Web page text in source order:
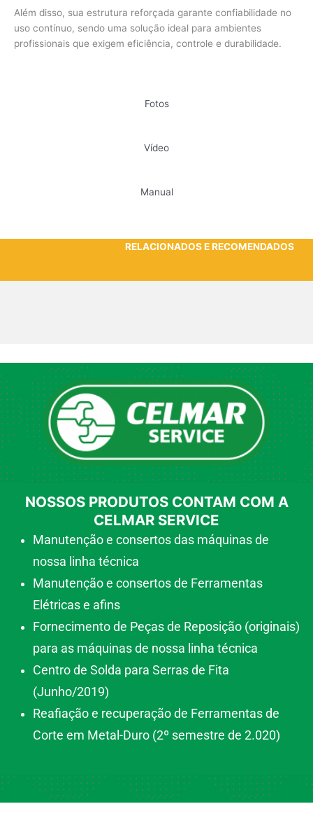
Fotos
Vídeo
Manual
Além disso, sua estrutura reforçada garante confiabilidade no
uso contínuo, sendo uma solução ideal para ambientes
profissionais que exigem eficiência, controle e durabilidade.
RELACIONADOS E RECOMENDADOS
NOSSOS PRODUTOS CONTAM COM A
CELMAR SERVICE
Manutenção e consertos das máquinas de
nossa linha técnica
Manutenção e consertos de Ferramentas
Elétricas e afins
Fornecimento de Peças de Reposição (originais)
para as máquinas de nossa linha técnica
Centro de Solda para Serras de Fita
(Junho/2019)
Reafiação e recuperação de Ferramentas de
Corte em Metal-Duro (2º semestre de 2.020)